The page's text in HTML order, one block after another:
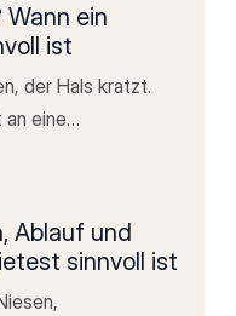
ein
ist
der Hals kratzt.
an eine…
Ablauf und
sinnvoll ist